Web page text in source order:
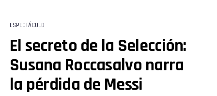
ESPECTÁCULO
El secreto de la Selección:
Susana Roccasalvo narra
la pérdida de Messi